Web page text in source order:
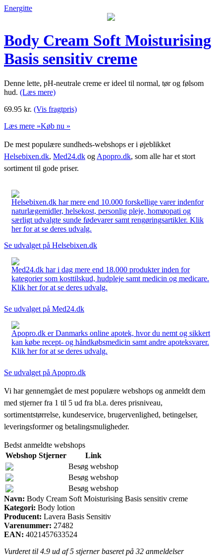
Energitte
Body Cream Soft Moisturising
Basis sensitiv creme
Denne lette, pH-neutrale creme er ideel til normal, tør og følsom
hud. (Læs mere)
69.95 kr. (Vis fragtpris)
Læs mere »Køb nu »
De mest populære sundheds-webshops er i øjeblikket
Helsebixen.dk, Med24.dk og Apopro.dk, som alle har et stort
sortiment til gode priser.
Helsebixen.dk har mere end 10.000 forskellige varer indenfor
naturlægemidler, helsekost, personlig pleje, homøopati og
særligt udvalgte sunde fødevarer samt rengøringsartikler. Klik
her for at se deres udvalg.
Se udvalget på Helsebixen.dk
Med24.dk har i dag mere end 18.000 produkter inden for
kategorier som kosttilskud, hudpleje samt medicin og medicare.
Klik her for at se deres udvalg.
Se udvalget på Med24.dk
Apopro.dk er Danmarks online apotek, hvor du nemt og sikkert
kan købe recept- og håndkøbsmedicin samt andre apoteksvarer.
Klik her for at se deres udvalg.
Se udvalget på Apopro.dk
Vi har gennemgået de mest populære webshops og anmeldt dem
med stjerner fra 1 til 5 ud fra bl.a. deres prisniveau,
sortimentstørrelse, kundeservice, brugervenlighed, betingelser,
leveringsformer og betalingsmuligheder.
Bedst anmeldte webshops
Webshop Stjerner
Link
Besøg webshop
Besøg webshop
Besøg webshop
Navn: Body Cream Soft Moisturising Basis sensitiv creme
Kategori: Body lotion
Producent: Lavera Basis Sensitiv
Varenummer: 27482
EAN: 4021457633524
Vurderet til 4.9 ud af 5 stjerner baseret på 32 anmeldelser